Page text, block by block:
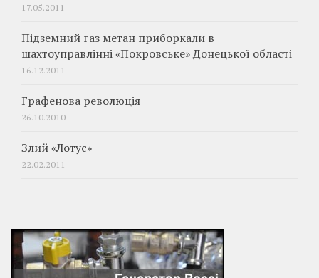
17.05.2011
Підземний газ метан приборкали в
шахтоуправлінні «Покровське» Донецької області
16.12.2011
Графенова революція
26.10.2010
Злий «Лотус»
22.02.2011